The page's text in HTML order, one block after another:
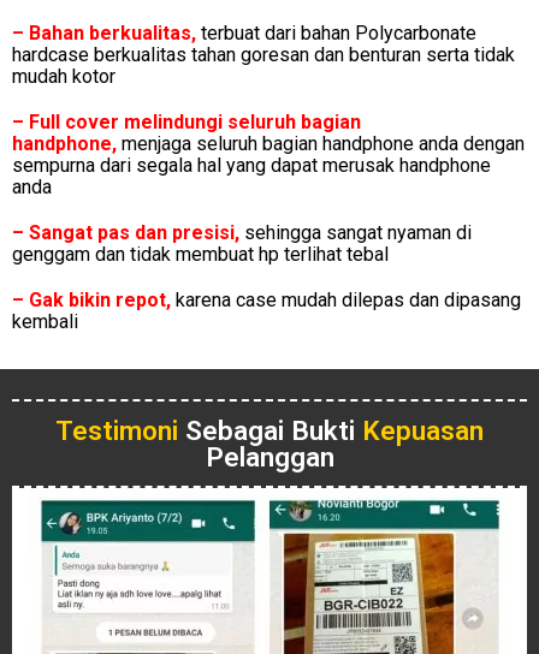
– Bahan berkualitas, terbuat dari bahan Polycarbonate
hardcase berkualitas tahan goresan dan benturan serta tidak
mudah kotor
– Full cover melindungi seluruh bagian
handphone, menjaga seluruh bagian handphone anda dengan
sempurna dari segala hal yang dapat merusak handphone
anda
– Sangat pas dan presisi, sehingga sangat nyaman di
genggam dan tidak membuat hp terlihat tebal
– Gak bikin repot, karena case mudah dilepas dan dipasang
kembali
Testimoni Sebagai Bukti Kepuasan
Pelanggan